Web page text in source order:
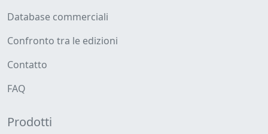
Database commerciali
Confronto tra le edizioni
Contatto
FAQ
Prodotti